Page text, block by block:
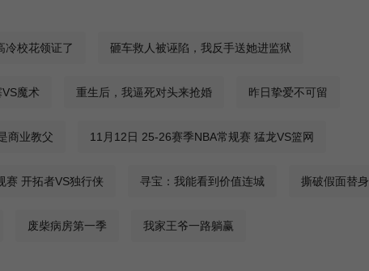
冷校花领证了 砸车救人被诬陷，我反手送她进监狱
魔术 重生后，我逼死对头来抢婚 昨日挚爱不可留
商业教父 11月12日 25-26赛季NBA常规赛 猛龙VS篮网
赛 开拓者VS独行侠 寻宝：我能看到价值连城 撕破假面替身
废柴病房第一季 我家王爷一路躺赢